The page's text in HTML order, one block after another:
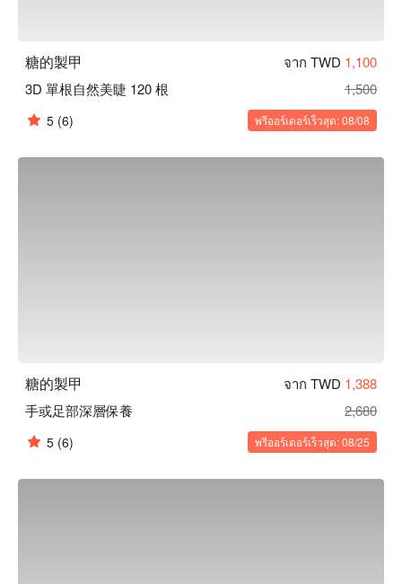
糖的製甲 จาก TWD 1,100
3D 單根自然美睫 120 根
1,500
5 (6) พรีออร์เดอร์เร็วสุด: 08/08
糖的製甲 จาก TWD 1,388
手或足部深層保養
2,680
5 (6) พรีออร์เดอร์เร็วสุด: 08/25